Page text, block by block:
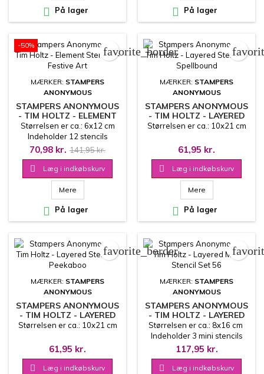
 På lager  På lager
-50%
MÆRKER: STAMPERS
ANONYMOUS
STAMPERS ANONYMOUS
- TIM HOLTZ - ELEMENT
STENCILS - FESTIVE ART
Størrelsen er ca.: 6x12 cm
Indeholder 12 stencils
70,98 kr. 141,95 kr.

Læg i indkøbskurv
Mere
 På lager
favorite_border
MÆRKER: STAMPERS
ANONYMOUS
STAMPERS ANONYMOUS
- TIM HOLTZ - LAYERED
STENCIL - SPELLBOUND
Størrelsen er ca.: 10x21 cm
61,95 kr.
 Læg i indkøbskurv
Mere
 På lager
MÆRKER: STAMPERS
ANONYMOUS
STAMPERS ANONYMOUS
- TIM HOLTZ - LAYERED
STENCIL - PEEKABOO
Størrelsen er ca.: 10x21 cm
61,95 kr.
 Læg i indkøbskurv
favorite_border
MÆRKER: STAMPERS
ANONYMOUS
STAMPERS ANONYMOUS
- TIM HOLTZ - LAYERED
MINI STENCIL SET 56
Størrelsen er ca.: 8x16 cm
Indeholder 3 mini stencils
117,95 kr.
 Læg i indkøbskurv